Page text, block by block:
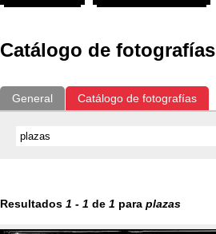
Catálogo de fotografías
General Catálogo de fotografías
Resultados 1 - 1 de 1 para plazas